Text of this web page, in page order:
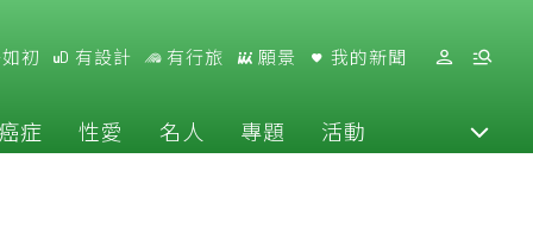
初 有設計 有行旅 願景 我的新聞
症 性愛 名人 專題 活動